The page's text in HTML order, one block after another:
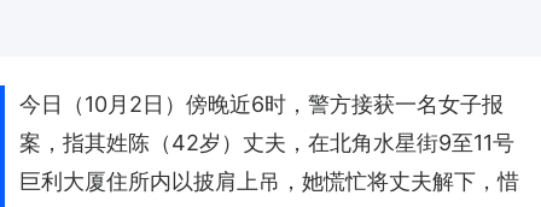
今日（10月2日）傍晚近6时，警方接获一名女子报
案，指其姓陈（42岁）丈夫，在北角水星街9至11号
巨利大厦住所内以披肩上吊，她慌忙将丈夫解下，惜